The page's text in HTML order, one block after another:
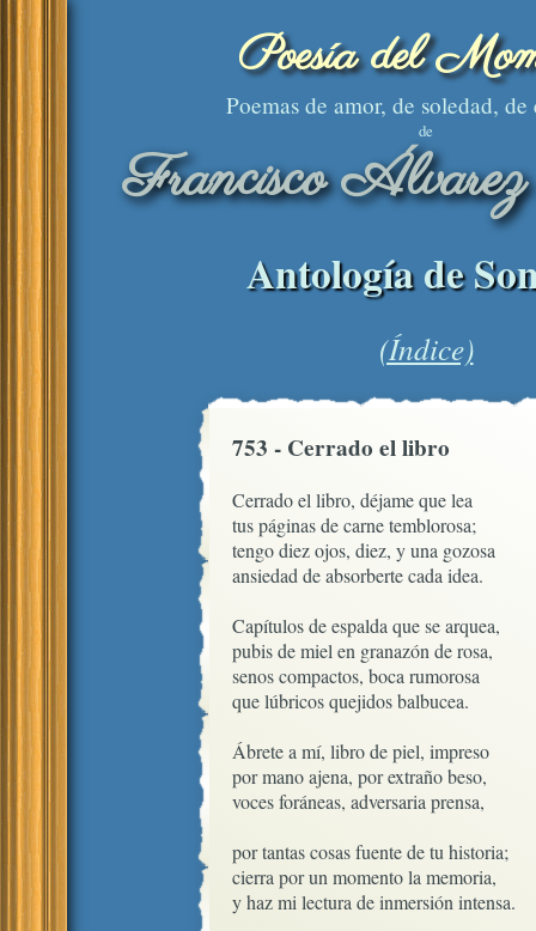
Poesía del
Poemas de amor, de soledad, de
de
Francisco
Antología de
(Índice)
753 - Cerrado el libro
Cerrado el libro, déjame que lea
tus páginas de carne temblorosa;
tengo diez ojos, diez, y una gozosa
ansiedad de absorberte cada idea.
Capítulos de espalda que se arquea,
pubis de miel en granazón de rosa,
senos compactos, boca rumorosa
que lúbricos quejidos balbucea.
Ábrete a mí, libro de piel, impreso
por mano ajena, por extraño beso,
voces foráneas, adversaria prensa,
por tantas cosas fuente de tu historia;
cierra por un momento la memoria,
y haz mi lectura de inmersión intensa.